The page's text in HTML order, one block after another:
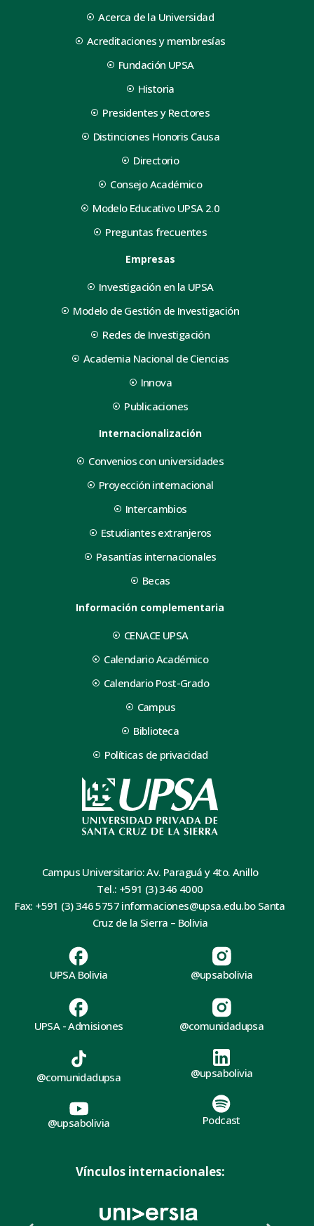
Acerca de la Universidad
Acreditaciones y membresías
Fundación UPSA
Historia
Presidentes y Rectores
Distinciones Honoris Causa
Directorio
Consejo Académico
Modelo Educativo UPSA 2.0
Preguntas frecuentes
Empresas
Investigación en la UPSA
Modelo de Gestión de Investigación
Redes de Investigación
Academia Nacional de Ciencias
Innova
Publicaciones
Internacionalización
Convenios con universidades
Proyección internacional
Intercambios
Estudiantes extranjeros
Pasantías internacionales
Becas
Información complementaria
CENACE UPSA
Calendario Académico
Calendario Post-Grado
Campus
Biblioteca
Políticas de privacidad
Campus Universitario: Av. Paraguá y 4to. Anillo
Tel.: +591 (3) 346 4000
Fax: +591 (3) 346 5757 informaciones@upsa.edu.bo Santa
Cruz de la Sierra – Bolivia
UPSA Bolivia
UPSA - Admisiones
@upsabolivia
@comunidadupsa
@comunidadupsa
@upsabolivia
@upsabolivia
Podcast
Vínculos internacionales: